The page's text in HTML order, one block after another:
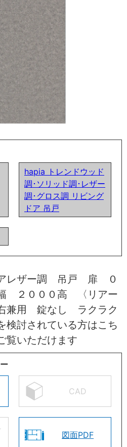
hapia トレンドウッド
調･ソリッド調･レザー
調･グロス調 リビング
ドア 吊戸
レザー調 吊戸 扉 ０
２０００高 〈リアー
兼用 錠なし ラクラク
検討されている方はこち
覧いただけます
CAD
図面PDF